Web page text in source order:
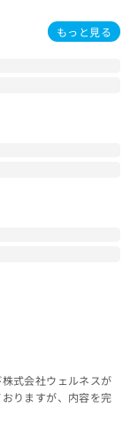
もっと見る
式会社ウェルネスが
りますが、内容を完